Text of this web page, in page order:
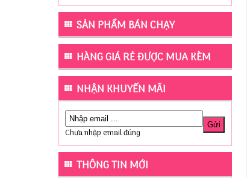
SẢN PHẨM BÁN CHẠY
HÀNG GIÁ RẺ ĐƯỢC MUA KÈM
NHẬN KHUYẾN MÃI
Chưa nhập email đúng
THÔNG TIN MỚI